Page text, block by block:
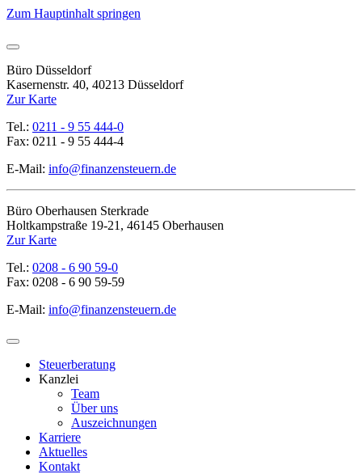
Zum Hauptinhalt springen
Büro Düsseldorf
Kasernenstr. 40, 40213 Düsseldorf
Zur Karte
Tel.: 0211 - 9 55 444-0
Fax: 0211 - 9 55 444-4
E-Mail: info@finanzensteuern.de
Büro Oberhausen Sterkrade
Holtkampstraße 19-21, 46145 Oberhausen
Zur Karte
Tel.: 0208 - 6 90 59-0
Fax: 0208 - 6 90 59-59
E-Mail: info@finanzensteuern.de
Steuerberatung
Kanzlei
Team
Über uns
Auszeichnungen
Karriere
Aktuelles
Kontakt